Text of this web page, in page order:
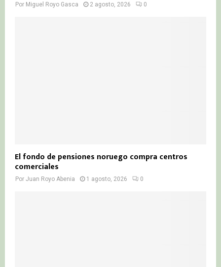
Por Miguel Royo Gasca 2 agosto, 2026 0
El fondo de pensiones noruego compra centros
comerciales
Por Juan Royo Abenia 1 agosto, 2026 0